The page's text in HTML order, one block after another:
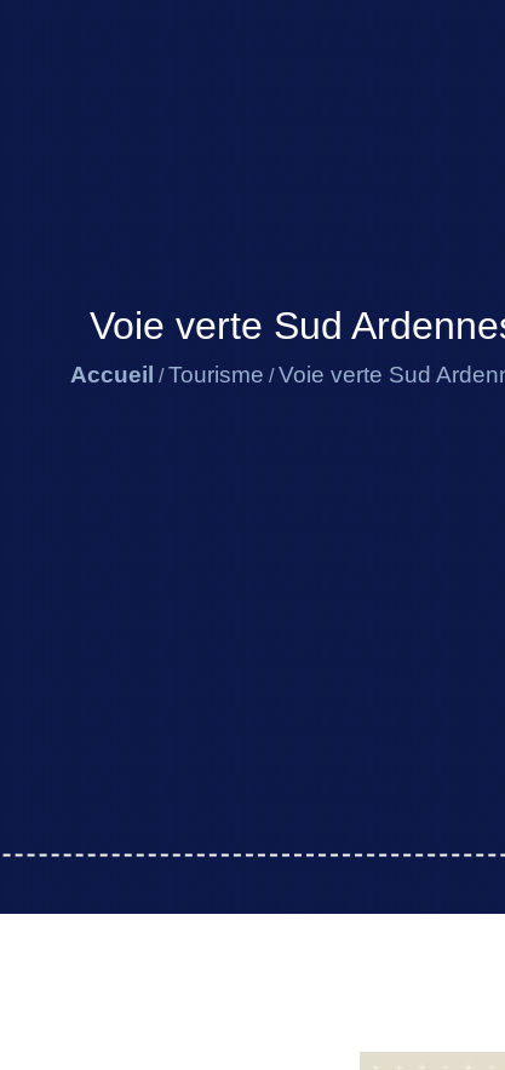
Voie verte Sud
Accueil /Tourisme /Voie verte Sud